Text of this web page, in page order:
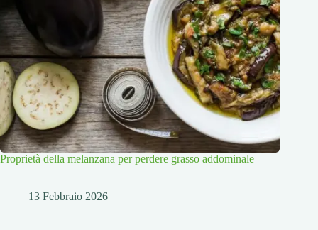
Proprietà della melanzana per perdere grasso addominale
13 Febbraio 2026